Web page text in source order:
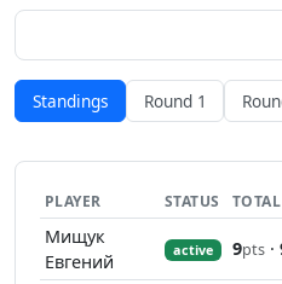
Standings Round 1
PLAYER STATUS TOTAL
Мищук
Евгений
active 9pts ·